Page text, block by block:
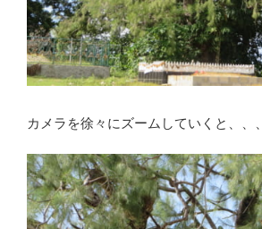
カメラを徐々にズームしていくと、、、